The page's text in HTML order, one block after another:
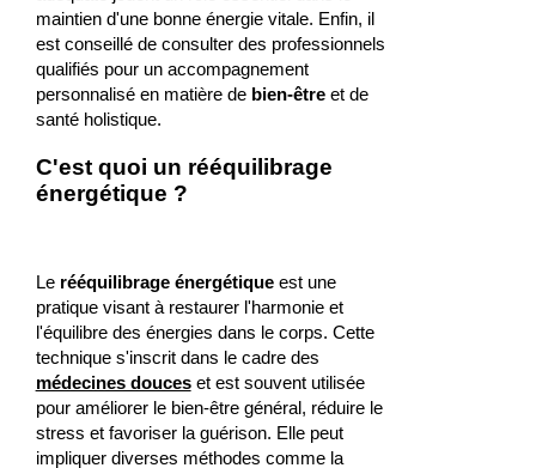
maintien d'une bonne énergie vitale. Enfin, il
est conseillé de consulter des professionnels
qualifiés pour un accompagnement
personnalisé en matière de bien-êtreet de
santé holistique.
C'est quoi un rééquilibrage
énergétique ?
Le rééquilibrage énergétiqueest une
pratique visant à restaurer l'harmonie et
l'équilibre des énergies dans le corps. Cette
technique s'inscrit dans le cadre des
médecines douceset est souvent utilisée
pour améliorer le bien-être général, réduire le
stress et favoriser la guérison. Elle peut
impliquer diverses méthodes comme la